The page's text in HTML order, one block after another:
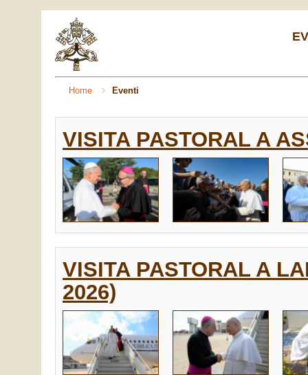
Home Eventi
VISITA PASTORAL A
VISITA PASTORAL A
2026)